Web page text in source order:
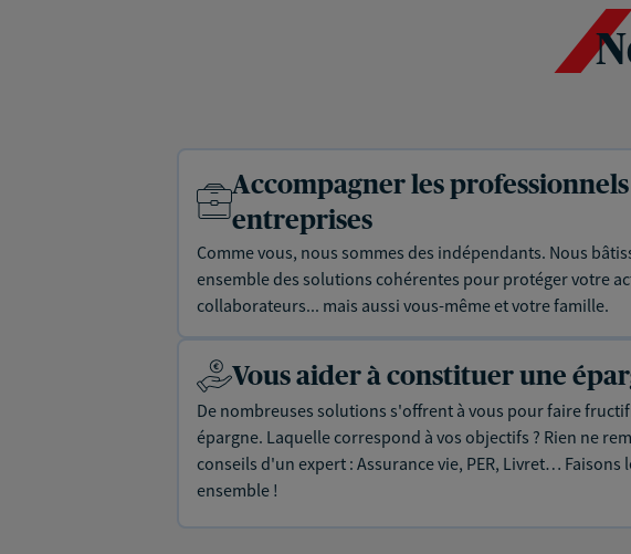
Accompagner les professionnels
entreprises
Comme vous, nous sommes des indépendants. Nous
ensemble des solutions cohérentes pour protéger votre
collaborateurs... mais aussi vous-même et votre famille.
Vous aider à constituer une
De nombreuses solutions s'offrent à vous pour faire
épargne. Laquelle correspond à vos objectifs ? Rien ne
conseils d'un expert : Assurance vie, PER, Livret… Faisons
ensemble !